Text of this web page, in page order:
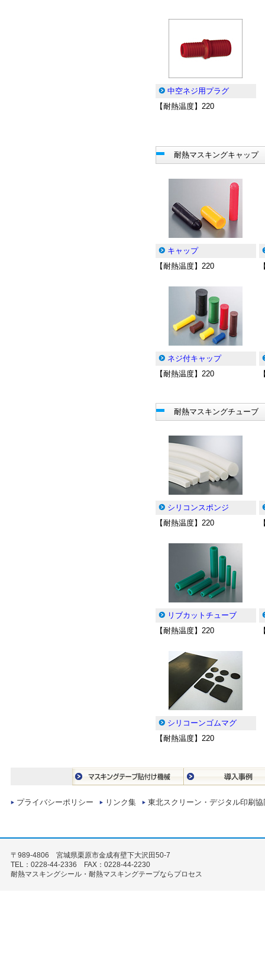
中空ネジ用プラグ
【耐熱温度】220
耐熱マスキングキャップ
キャップ
【耐熱温度】220
ネジ付キャップ
【耐熱温度】220
耐熱マスキングチューブ
シリコンスポンジ
【耐熱温度】220
リブカットチューブ
【耐熱温度】220
シリコーンゴムマグ
【耐熱温度】220
プライバシーポリシー リンク集 東北スクリーン・デジタル印刷協
〒989-4806 宮城県栗原市金成有壁下大沢田50-7
TEL：0228-44-2336 FAX：0228-44-2230
耐熱マスキングシール・耐熱マスキングテープならプロセス